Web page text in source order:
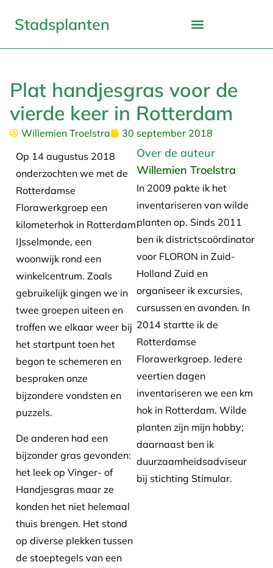
Stadsplanten
Plat handjesgras voor de
vierde keer in Rotterdam
Willemien Troelstra
30 september 2018
Op 14 augustus 2018
onderzochten we met de
Rotterdamse
Florawerkgroep een
kilometerhok in Rotterdam
IJsselmonde, een
woonwijk rond een
winkelcentrum. Zoals
gebruikelijk gingen we in
twee groepen uiteen en
troffen we elkaar weer bij
het startpunt toen het
begon te schemeren en
bespraken onze
bijzondere vondsten en
puzzels.
De anderen had een
bijzonder gras gevonden:
het leek op Vinger- of
Handjesgras maar ze
konden het niet helemaal
thuis brengen. Het stond
op diverse plekken tussen
de stoeptegels van een
Over de auteur
Willemien Troelstra
In 2009 pakte ik het
inventariseren van wilde
planten op. Sinds 2011
ben ik districtscoördinator
voor FLORON in Zuid-
Holland Zuid en
organiseer ik excursies,
cursussen en avonden. In
2014 startte ik de
Rotterdamse
Florawerkgroep. Iedere
veertien dagen
inventariseren we een km
hok in Rotterdam. Wilde
planten zijn mijn hobby;
daarnaast ben ik
duurzaamheidsadviseur
bij stichting Stimular.